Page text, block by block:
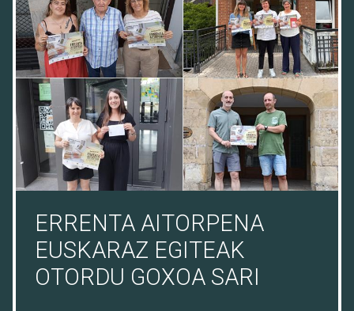
ERRENTA AITORPENA
EUSKARAZ EGITEAK
OTORDU GOXOA SARI